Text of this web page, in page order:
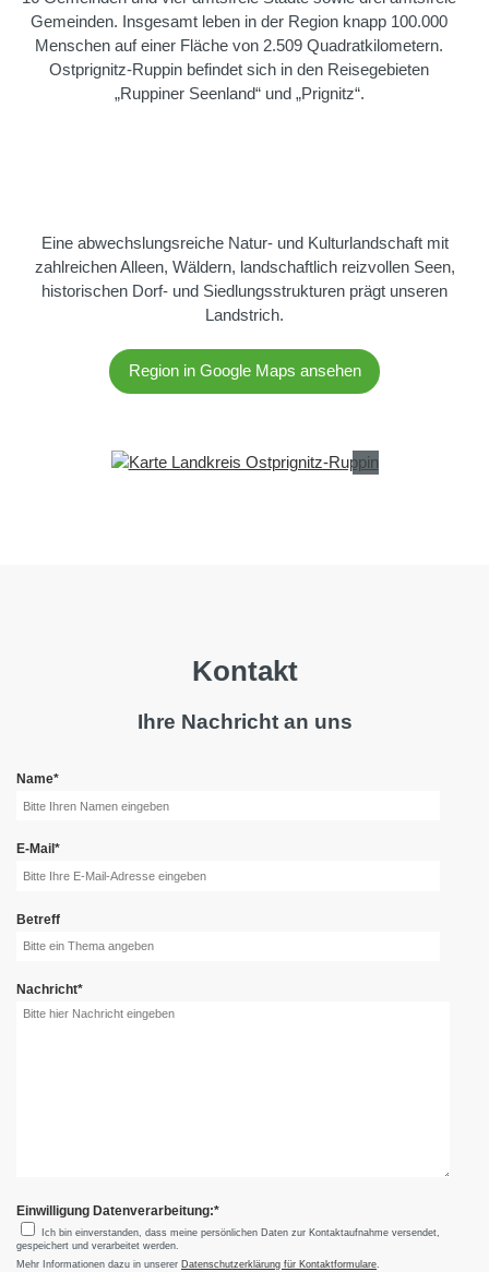
Gemeinden. Insgesamt leben in der Region knapp 100.000
Menschen auf einer Fläche von 2.509 Quadratkilometern.
Ostprignitz-Ruppin befindet sich in den Reisegebieten
„Ruppiner Seenland“ und „Prignitz“.
Eine abwechslungsreiche Natur- und Kulturlandschaft mit
zahlreichen Alleen, Wäldern, landschaftlich reizvollen Seen,
historischen Dorf- und Siedlungsstrukturen prägt unseren
Landstrich.
Region in Google Maps ansehen
Kontakt
Ihre Nachricht an uns
Name*
E-Mail *
Betreff
Nachricht*
Einwilligung Datenverarbeitung:*
gespeichert und verarbeitet werden.
Mehr Informationen dazu in unserer Datenschutzerklärung für Kontaktformulare.